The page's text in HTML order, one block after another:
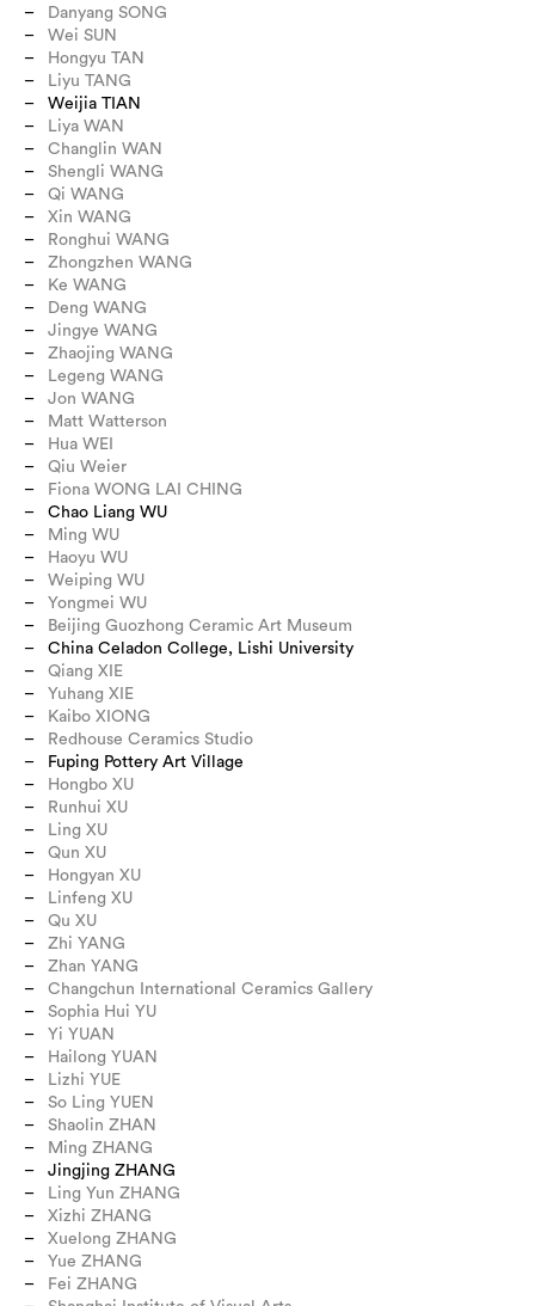
Danyang SONG
Wei SUN
Hongyu TAN
Liyu TANG
Weijia TIAN
Liya WAN
Changlin WAN
Shengli WANG
Qi WANG
Xin WANG
Ronghui WANG
Zhongzhen WANG
Ke WANG
Deng WANG
Jingye WANG
Zhaojing WANG
Legeng WANG
Jon WANG
Matt Watterson
Hua WEI
Qiu Weier
Fiona WONG LAI CHING
Chao Liang WU
Ming WU
Haoyu WU
Weiping WU
Yongmei WU
Beijing Guozhong Ceramic Art Museum
China Celadon College, Lishi University
Qiang XIE
Yuhang XIE
Kaibo XIONG
Redhouse Ceramics Studio
Fuping Pottery Art Village
Hongbo XU
Runhui XU
Ling XU
Qun XU
Hongyan XU
Linfeng XU
Qu XU
Zhi YANG
Zhan YANG
Changchun International Ceramics Gallery
Sophia Hui YU
Yi YUAN
Hailong YUAN
Lizhi YUE
So Ling YUEN
Shaolin ZHAN
Ming ZHANG
Jingjing ZHANG
Ling Yun ZHANG
Xizhi ZHANG
Xuelong ZHANG
Yue ZHANG
Fei ZHANG